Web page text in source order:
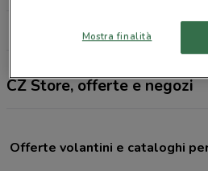
CZ Store, offerte e negozi
Offerte volantini e cataloghi
Mostra finalità